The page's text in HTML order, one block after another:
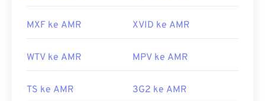
MXF ke AMR XVID ke AMR
WTV ke AMR MPV ke AMR
TS ke AMR 3G2 ke AMR